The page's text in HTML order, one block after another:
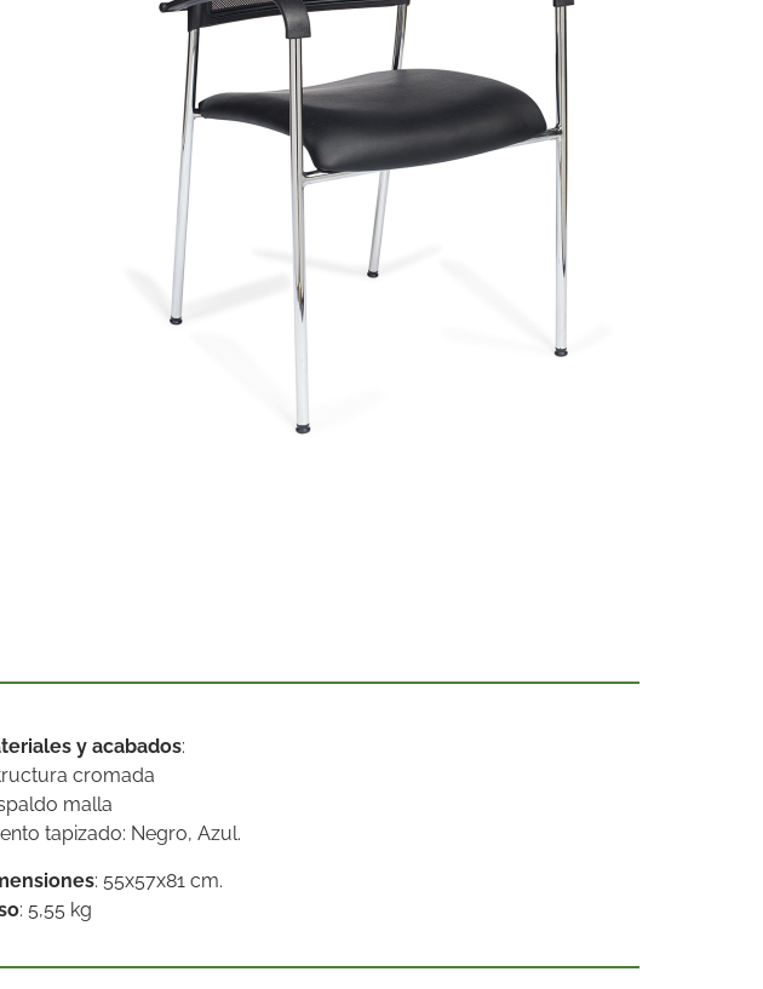
y acabados:
cromada
malla
tapizado: Negro, Azul.
: 55x57x81 cm.
: 5,55 kg